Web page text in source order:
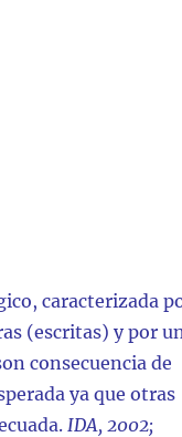
caracterizada
(escritas) y por
consecuencia de
ya que otras
IDA, 2002;